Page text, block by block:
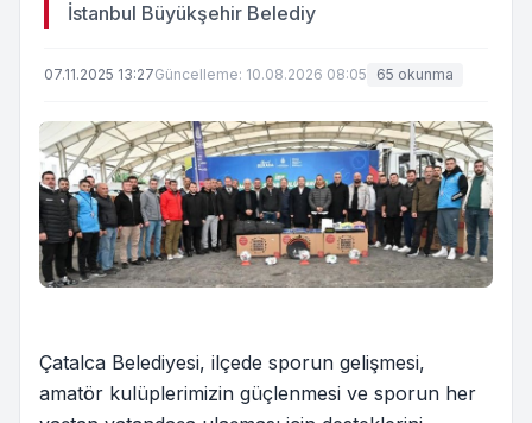
İstanbul Büyükşehir Belediy
07.11.2025 13:27Güncelleme: 10.08.2026 08:05 65 okunma
Çatalca Belediyesi, ilçede sporun gelişmesi,
amatör kulüplerimizin güçlenmesi ve sporun her